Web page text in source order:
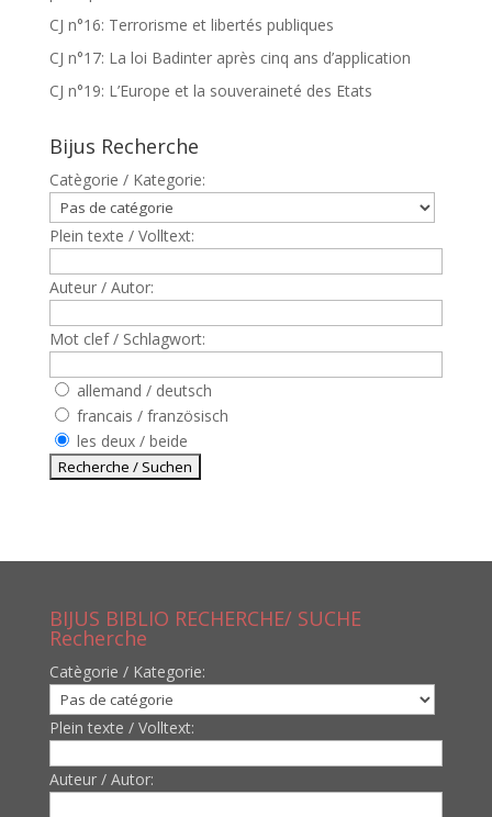
CJ n°16: Terrorisme et libertés publiques
CJ n°17: La loi Badinter après cinq ans d’application
CJ n°19: L’Europe et la souveraineté des Etats
Bijus Recherche
Catègorie / Kategorie:
Plein texte / Volltext:
Auteur / Autor:
Mot clef / Schlagwort:
allemand / deutsch
francais / französisch
les deux / beide
BIJUS BIBLIO RECHERCHE/ SUCHE
Recherche
Catègorie / Kategorie:
Plein texte / Volltext:
Auteur / Autor: